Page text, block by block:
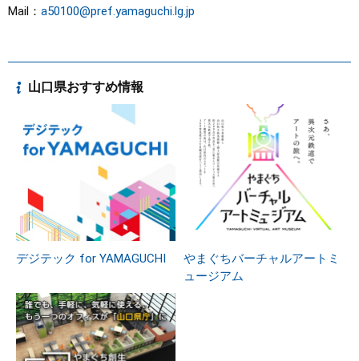
Mail： a50100@pref.yamaguchi.lg.jp
山口県おすすめ情報
デジテック for YAMAGUCHI
やまぐちバーチャルアートミ
ュージアム